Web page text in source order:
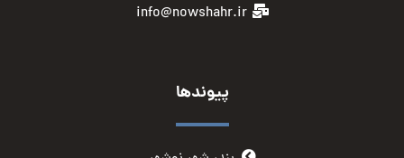
info@nowshahr.ir
پیوندها